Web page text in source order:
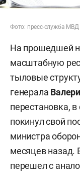
Фото: пресс-служба
На прошедшей
масштабную
тыловые
генерала
перестановка,
покинул свой
министра
месяцев назад.
перешел с